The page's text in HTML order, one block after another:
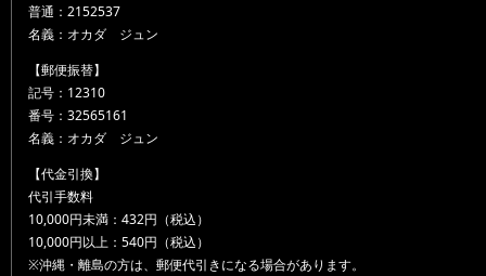
普通：2152537
名義：オカダ ジュン
【郵便振替】
記号：12310
番号：32565161
名義：オカダ ジュン
【代金引換】
代引手数料
10,000円未満：432円（税込）
10,000円以上：540円（税込）
※沖縄・離島の方は、郵便代引きになる場合があります。